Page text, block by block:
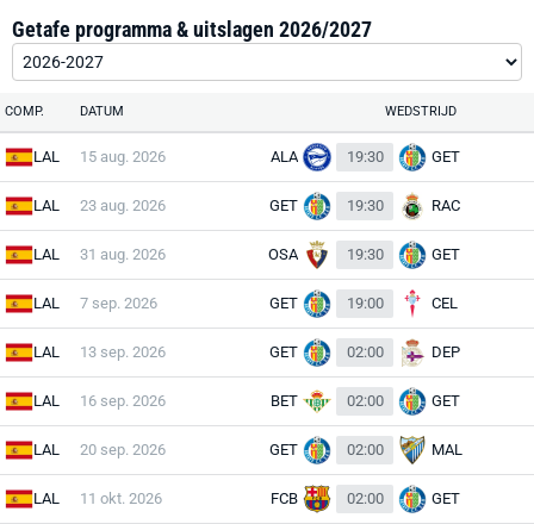
Getafe programma & uitslagen 2026/2027
COMP. DATUM WEDSTRIJD
LAL 15 aug. 2026 ALA 19:30 GET
LAL 23 aug. 2026 GET 19:30 RAC
LAL 31 aug. 2026 OSA 19:30 GET
LAL 7 sep. 2026 GET 19:00 CEL
LAL 13 sep. 2026 GET 02:00 DEP
LAL 16 sep. 2026 BET 02:00 GET
LAL 20 sep. 2026 GET 02:00 MAL
LAL 11 okt. 2026 FCB 02:00 GET